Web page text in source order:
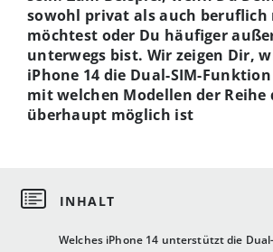
Welches iPhone 14 unterstützt die
sowohl privat als auch beruflich
möchtest oder Du häufiger
unterwegs bist. Wir zeigen Dir,
iPhone 14 die Dual-SIM-
mit welchen Modellen der Reihe
überhaupt möglich ist